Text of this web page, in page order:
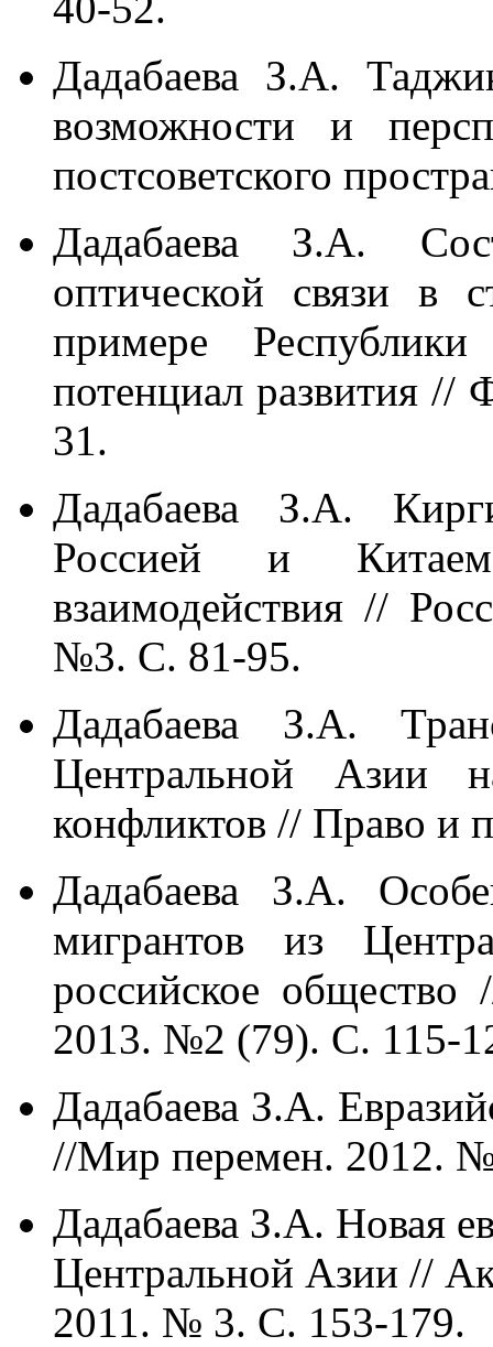
Дадабаева З.А.
возможности и
постсоветского
Дадабаева З.А.
оптической связи в
примере
потенциал развития
31.
Дадабаева З.А.
Россией и
взаимодействия //
№3. С. 81-95.
Дадабаева З.А.
Центральной Азии
конфликтов // Право и
Дадабаева З.А.
мигрантов из
российское
2013. №2 (79). С. 115-
Дадабаева З.А.
//Мир перемен. 2012.
Дадабаева З.А. Новая
Центральной Азии //
2011. № 3. С. 153-179.